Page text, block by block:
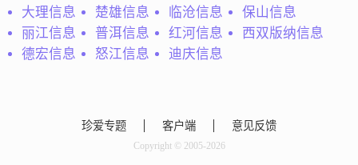
大理信息
楚雄信息 临沧信息
保山信息
丽江信息
普洱信息 红河信息
西双版纳信息
德宏信息
怒江信息 迪庆信息
珍爱专题 客户端 意见反馈
Copyright © 2005-2026